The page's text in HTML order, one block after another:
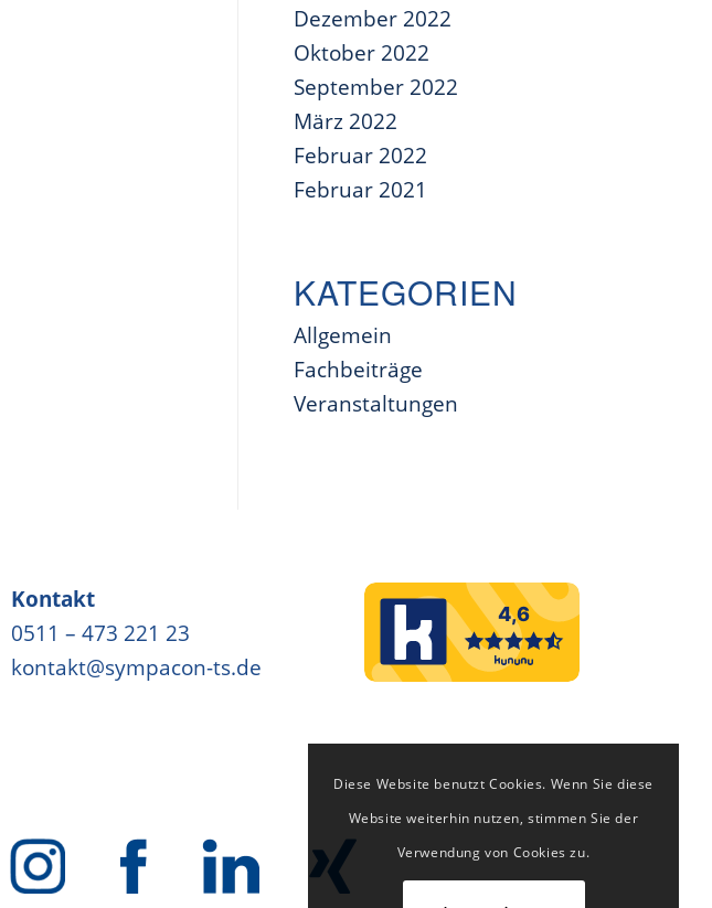
Dezember 2022
Oktober 2022
September 2022
März 2022
Februar 2022
Februar 2021
KATEGORIEN
Allgemein
Fachbeiträge
Veranstaltungen
Kontakt
0511 – 473 221 23
kontakt@sympacon-ts.de
Diese Website benutzt Cookies. Wenn Sie diese
Website weiterhin nutzen, stimmen Sie der
Verwendung von Cookies zu.